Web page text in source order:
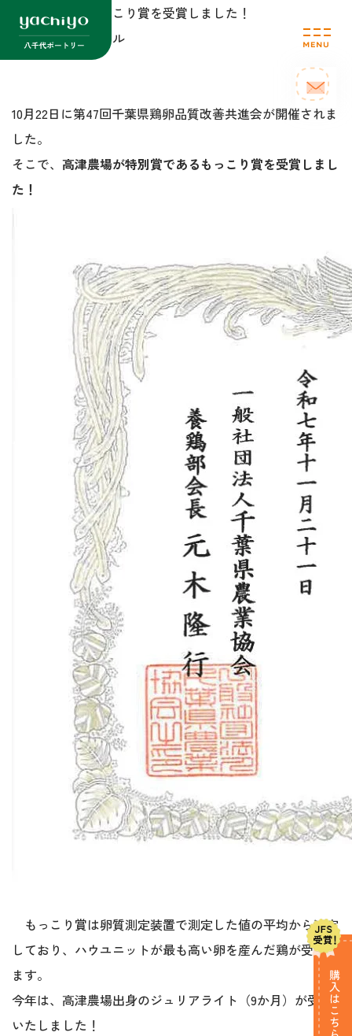
高津農場が、もっこり賞を受賞しました！
セクションタイトル
10月22日に第47回千葉県鶏卵品質改善共進会が開催されま
した。
そこで、 高津農場が特別賞であるもっこり賞を受賞しまし
た！
もっこり賞は卵質測定装置で測定した値の平均から決定
しており、ハウユニットが最も高い卵を産んだ鶏が受賞し
ます。
今年は、高津農場出身のジュリアライト（9か月）が受賞
いたしました！